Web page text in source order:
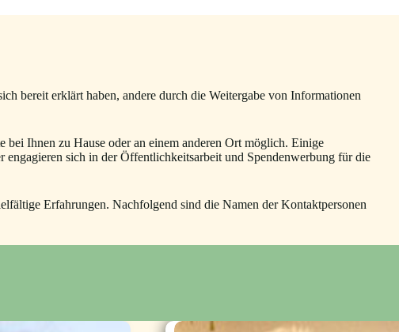
bereit erklärt haben, andere durch die Weitergabe von Informationen
Ihnen zu Hause oder an einem anderen Ort möglich. Einige
sich in der Öffentlichkeitsarbeit und Spendenwerbung für die
Erfahrungen. Nachfolgend sind die Namen der Kontaktpersonen